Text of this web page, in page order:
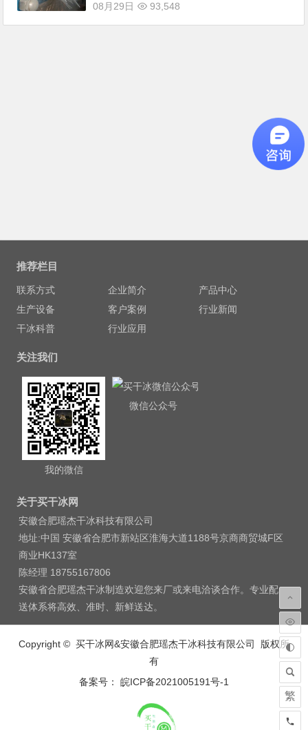
08月29日 93,548
推荐栏目
联系方式 企业简介
产品中心
生产设备
客户案例
行业新闻
干冰科普
行业应用
关注我们
我的微信
微信公众号
关于买干冰网
安徽合肥瑶杰干冰科技有限公司
地址:中国 安徽省合肥市新站区淮海大道1188号京商商贸城F区
商业HK137室
陈经理 18755167806
安徽省合肥瑶杰干冰制造欢迎您来厂或来电洽谈合作。专业配
送体系将高效、准时、新鲜送达。
Copyright © 买干冰网&安徽合肥瑶杰干冰科技有限公司 版权所
有
备案号： 皖ICP备2021005191号-1
繁